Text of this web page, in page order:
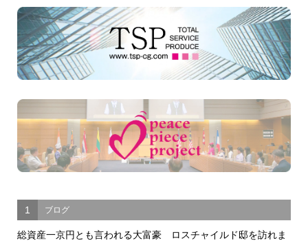
1 ブログ
総資産一京円とも言われる大富豪 ロスチャイルド邸を訪れま